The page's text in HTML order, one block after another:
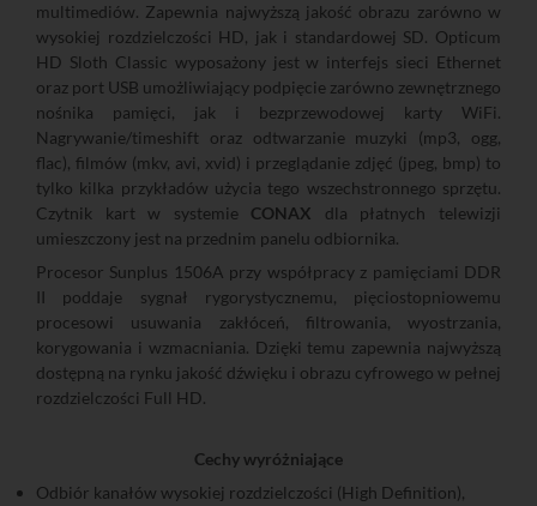
multimediów. Zapewnia najwyższą jakość obrazu zarówno w
wysokiej rozdzielczości HD, jak i standardowej SD. Opticum
HD Sloth Classic wyposażony jest w interfejs sieci Ethernet
oraz port USB umożliwiający podpięcie zarówno zewnętrznego
nośnika pamięci, jak i bezprzewodowej karty WiFi.
Nagrywanie/timeshift oraz odtwarzanie muzyki (mp3, ogg,
flac), filmów (mkv, avi, xvid) i przeglądanie zdjęć (jpeg, bmp) to
tylko kilka przykładów użycia tego wszechstronnego sprzętu.
Czytnik kart w systemie CONAX dla płatnych telewizji
umieszczony jest na przednim panelu odbiornika.
Procesor Sunplus 1506A przy współpracy z pamięciami DDR
II poddaje sygnał rygorystycznemu, pięciostopniowemu
procesowi usuwania zakłóceń, filtrowania, wyostrzania,
korygowania i wzmacniania. Dzięki temu zapewnia najwyższą
dostępną na rynku jakość dźwięku i obrazu cyfrowego w pełnej
rozdzielczości Full HD.
Cechy wyróżniające
Odbiór kanałów wysokiej rozdzielczości (High Definition),